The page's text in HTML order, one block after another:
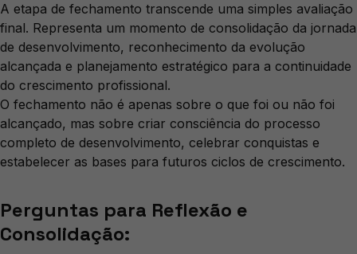
A etapa de fechamento transcende uma simples avaliação
final. Representa um momento de consolidação da jornada
de desenvolvimento, reconhecimento da evolução
alcançada e planejamento estratégico para a continuidade
do crescimento profissional.
O fechamento não é apenas sobre o que foi ou não foi
alcançado, mas sobre criar consciência do processo
completo de desenvolvimento, celebrar conquistas e
estabelecer as bases para futuros ciclos de crescimento.
Perguntas para Reflexão e
Consolidação: